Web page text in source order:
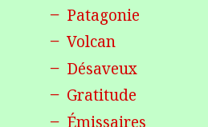
Patagonie
Volcan
Désaveux
Gratitude
Émissaires